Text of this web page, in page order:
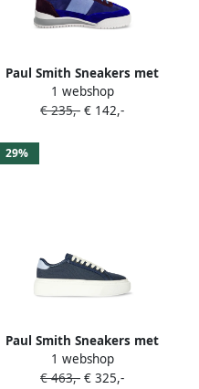
Paul Smith Sneakers met
suède vlakken Blauw
1 webshop
€ 235,- € 142,-
29%
Paul Smith Sneakers met
plateauzool en gedraaid
effect Blauw
1 webshop
€ 463,- € 325,-